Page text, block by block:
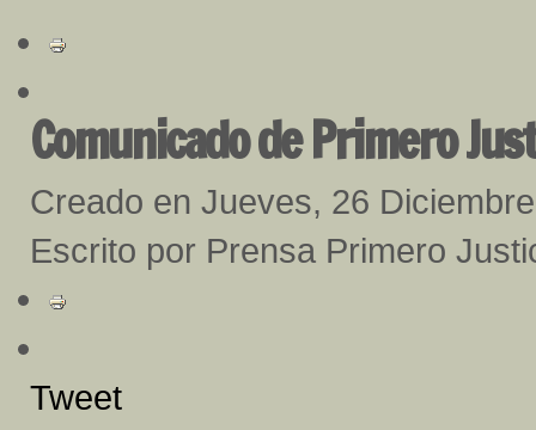
Comunicado de Primero
Creado en Jueves, 26
Escrito por Prensa Primero
Tweet